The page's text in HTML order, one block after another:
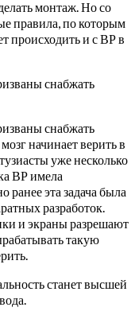
монтаж. Но со
правила, по которым
происходить и с ВР в
снабжать
снабжать
начинает верить в
уже несколько
ВР имела
ранее эта задача была
разработок.
и экраны разрешают
такую
станет высшей